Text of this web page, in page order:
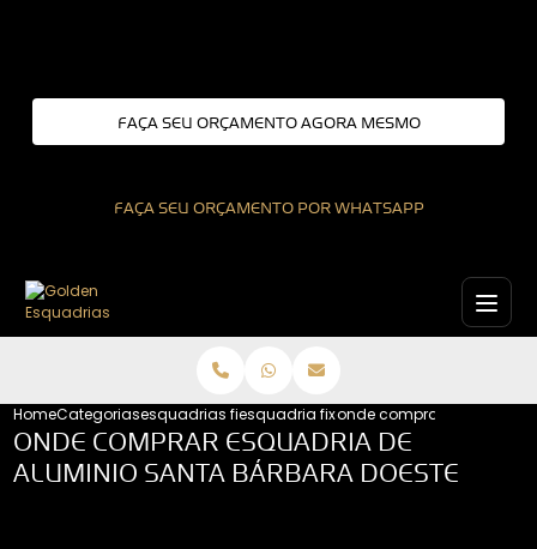
FAÇA SEU ORÇAMENTO AGORA MESMO
FAÇA SEU ORÇAMENTO POR WHATSAPP
HomeCategoriasesquadrias fixasesquadria fixa interior de sao paulo
onde comprar esquadria
ONDE COMPRAR ESQUADRIA DE
ALUMINIO SANTA BÁRBARA DOESTE